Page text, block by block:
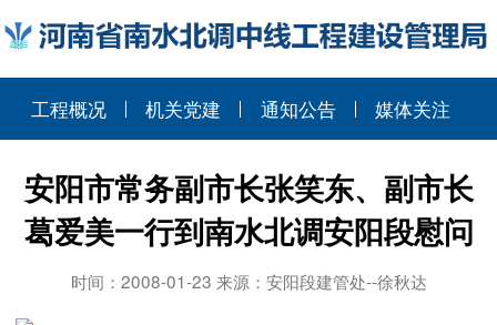
工程概况 机关党建 通知公告 媒体关注
安阳市常务副市长张笑东、副市长
葛爱美一行到南水北调安阳段慰问
时间：2008-01-23 来源：安阳段建管处--徐秋达